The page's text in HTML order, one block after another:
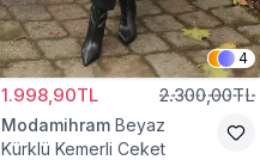
4
1.998,90TL 2.300,00TL
Modamihram Beyaz
Kürklü Kemerli Ceket